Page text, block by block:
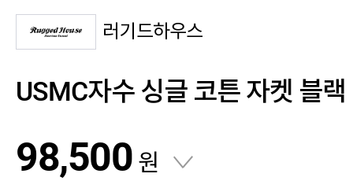
러기드하우스
USMC자수 싱글 코튼 자켓 블랙
98,500 원